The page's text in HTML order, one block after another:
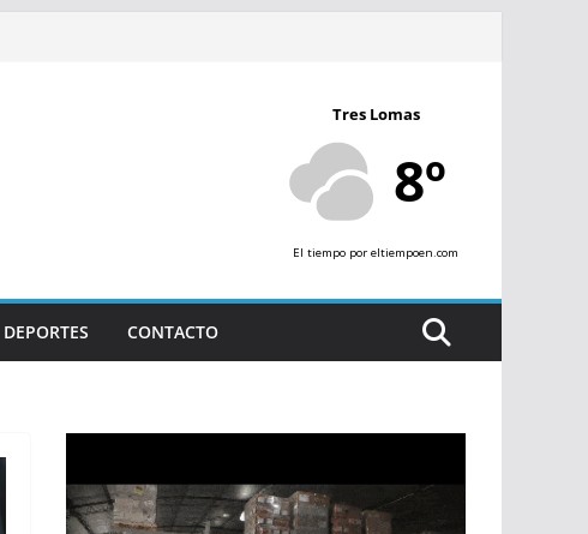
Tres Lomas
8º
El tiempo por eltiempoen.com
DEPORTES CONTACTO